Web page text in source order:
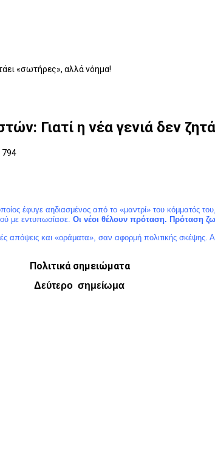
«σωτήρες», αλλά νόημα!
Γιατί η νέα γενιά δεν
794
έφυγε αηδιασμένος από το «μαντρί» του κόμματός του,
με εντυπωσίασε. Οι νέοι θέλουν πρόταση. Πρόταση
απόψεις και «οράματα», σαν αφορμή πολιτικής σκέψης.
Πολιτικά σημειώματα
Δεύτερο σημείωμα